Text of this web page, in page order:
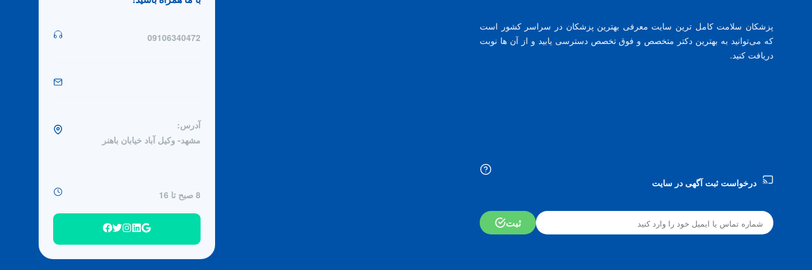
پزشکان سلامت کامل ترین سایت معرفی بهترین پزشکان در سراسر کشور است
که می‌توانید به بهترین دکتر متخصص و فوق تخصص دسترسی یابید و از آن ها نوبت
دریافت کنید.
درخواست ثبت آگهی در سایت
ثبت
09106340472
آدرس:
مشهد- وکیل آباد خیابان باهنر
8 صبح تا 16